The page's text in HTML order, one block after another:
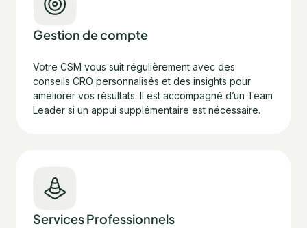
Gestion de compte
Votre CSM vous suit régulièrement avec des
conseils CRO personnalisés et des insights pour
améliorer vos résultats. Il est accompagné d’un Team
Leader si un appui supplémentaire est nécessaire.
Services Professionnels